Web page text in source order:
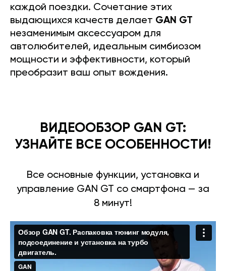
каждой поездки. Сочетание этих
выдающихся качеств делает GAN GT
незаменимым аксессуаром для
автолюбителей, идеальным симбиозом
мощности и эффективности, который
преобразит ваш опыт вождения.
ВИДЕООБЗОР GAN GT:
УЗНАЙТЕ ВСЕ ОСОБЕННОСТИ!
Все основные функции, установка и
управление GAN GT со смартфона — за
8 минут!